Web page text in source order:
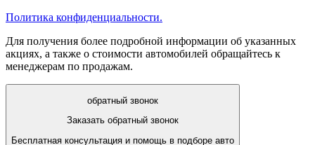
Политика конфиденциальности.
Для получения более подробной информации об указанных
акциях, а также о стоимости автомобилей обращайтесь к
менеджерам по продажам.
обратный звонок
Заказать обратный звонок
Бесплатная консультация и помощь в подборе авто